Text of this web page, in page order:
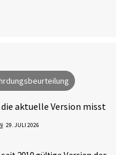
die aktuelle Version misst
⋅ 29. JULI 2026